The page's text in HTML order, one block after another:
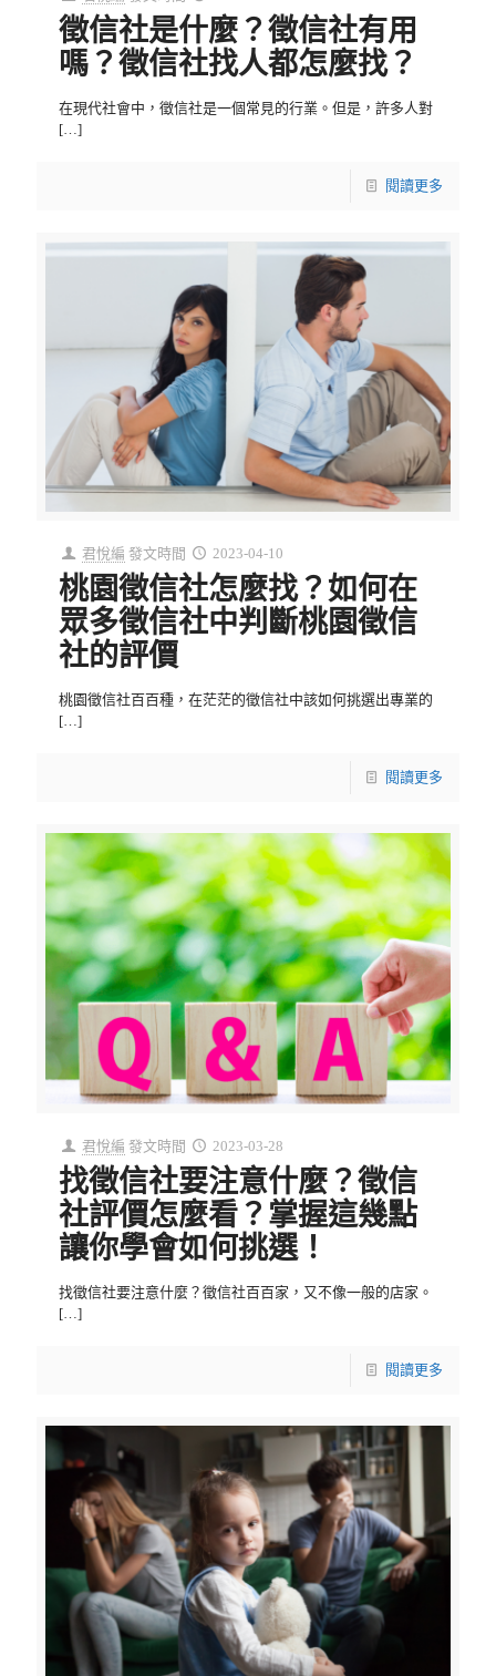
徵信社是什麼？徵信社有用
嗎？徵信社找人都怎麼找？
在現代社會中，徵信社是一個常見的行業。但是，許多人對
[…]
閱讀更多
君悅編 發文時間 2023-04-10
桃園徵信社怎麼找？如何在
眾多徵信社中判斷桃園徵信
社的評價
桃園徵信社百百種，在茫茫的徵信社中該如何挑選出專業的
[…]
閱讀更多
君悅編 發文時間 2023-03-28
找徵信社要注意什麼？徵信
社評價怎麼看？掌握這幾點
讓你學會如何挑選！
找徵信社要注意什麼？徵信社百百家，又不像一般的店家。
[…]
閱讀更多